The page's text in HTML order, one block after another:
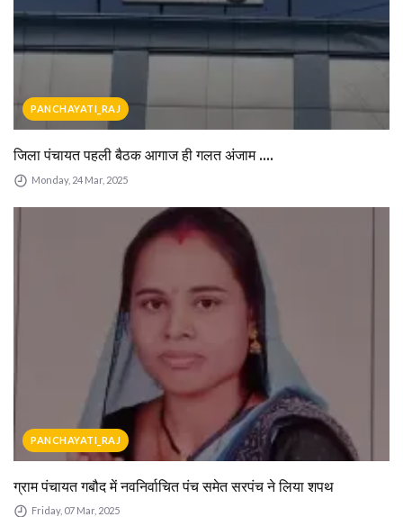
PANCHAYATI_RAJ
जिला पंचायत पहली बैठक आगाज ही गलत अंजाम ....
Monday, 24 Mar, 2025
PANCHAYATI_RAJ
ग्राम पंचायत गबौद में नवनिर्वाचित पंच समेत सरपंच ने लिया शपथ
Friday, 07 Mar, 2025